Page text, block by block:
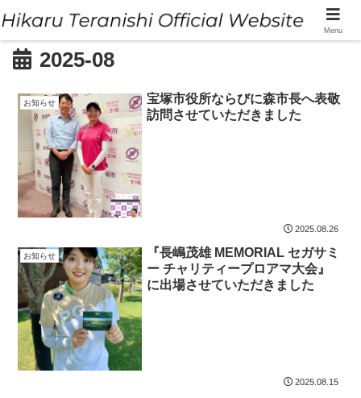
2025-08
お知らせ
宝塚市役所ならびに森市長へ表敬
訪問させていただきました
2025.08.26
お知らせ
『長嶋茂雄 MEMORIAL セガサミ
ー チャリティープロアマ大会』
に出場させていただきました
2025.08.15
Menu